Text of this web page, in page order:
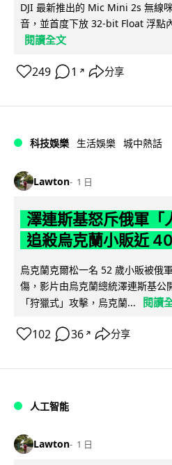
DJI 最新推出的 Mic Mini 2s 無線
音，並首度下放 32-bit Float 浮點
閱讀全文
249 1 ↗ 分享
科技娛樂 生活娛樂 城中熱話
Lawton 1 日
澤連斯基怒斥俄軍「
追殺烏克蘭小販近
烏克蘭克爾松一名 52 歲小販被俄
傷，影片由烏克蘭總統澤連斯基公
「狩獵式」攻擊，烏克蘭...
閱讀
102 36 ↗ 分享
人工智能
Lawton 1 日